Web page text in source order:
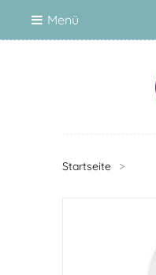
Menü
Startseite >